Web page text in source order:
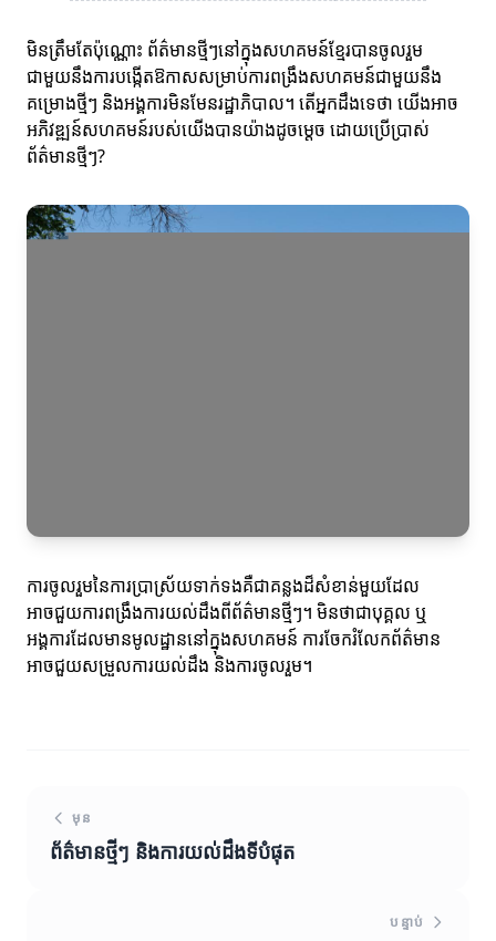
មិនត្រឹមតែប៉ុណ្ណោះ ព័ត៌មានថ្មីៗនៅក្នុងសហគមន៍ខ្មែរបានចូលរួម
ជាមួយនឹងការបង្កើតឱកាសសម្រាប់ការពង្រឹងសហគមន៍ជាមួយនឹង
គម្រោងថ្មីៗ និងអង្គការមិនមែនរដ្ឋាភិបាល។ តើអ្នកដឹងទេថា យើងអាច
អភិវឌ្ឍន៍សហគមន៍របស់យើងបានយ៉ាងដូចម្តេច ដោយប្រើប្រាស់
ព័ត៌មានថ្មីៗ?
ការចូលរួមនៃការប្រាស្រ័យទាក់ទងគឺជាគន្លងដ៏សំខាន់មួយដែល
អាចជួយការពង្រឹងការយល់ដឹងពីព័ត៌មានថ្មីៗ។ មិនថាជាបុគ្គល ឬ
អង្គការដែលមានមូលដ្ឋាននៅក្នុងសហគមន៍ ការចែករំលែកព័ត៌មាន
អាចជួយសម្រួលការយល់ដឹង និងការចូលរួម។
មុន
ព័ត៌មានថ្មីៗ និងការយល់ដឹងទីបំផុត
បន្ទាប់